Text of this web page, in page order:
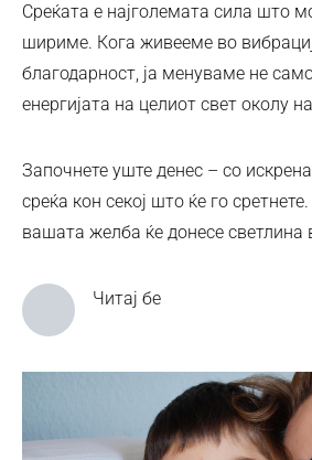
Среќата е најголемата сила што
шириме. Кога живееме во
благодарност, ја менуваме не
енергијата на целиот свет околу
Започнете уште денес – со
среќа кон секој што ќе го
вашата желба ќе донесе светлина
Читај бе